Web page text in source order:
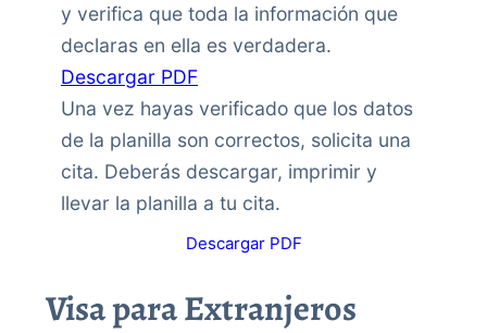
y verifica que toda la información que
declaras en ella es verdadera.
Descargar PDF
Una vez hayas verificado que los datos
de la planilla son correctos, solicita una
cita. Deberás descargar, imprimir y
llevar la planilla a tu cita.
Descargar PDF
Visa para Extranjeros